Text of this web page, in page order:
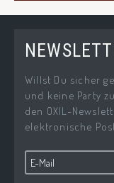
Willst Du sicher
und keine Party
den OXIL-
elektronische